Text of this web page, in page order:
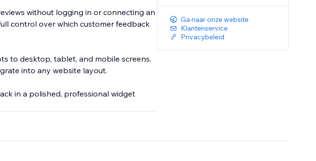
without logging in or connecting an
control over which customer feedback
to desktop, tablet, and mobile screens.
into any website layout.
in a polished, professional widget
Ga naar onze website
Klantenservice
Privacybeleid